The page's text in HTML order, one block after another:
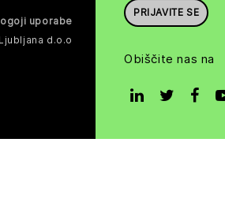
PRIJAVITE SE
Obiščite nas na
uporabe
d.o.o